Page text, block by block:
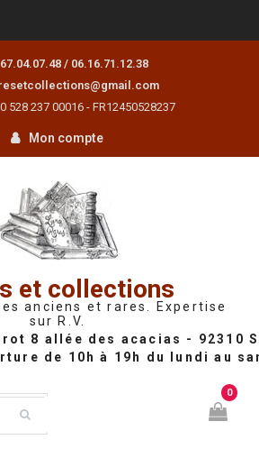
/ 06.16.71.12.38
528 237 00016 - FR12450528237
Mon compte
et collections
anciens et rares. Expertise
sur R.V.
0